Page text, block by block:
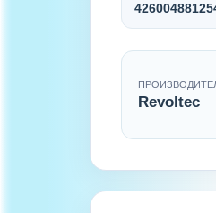
Revoltec